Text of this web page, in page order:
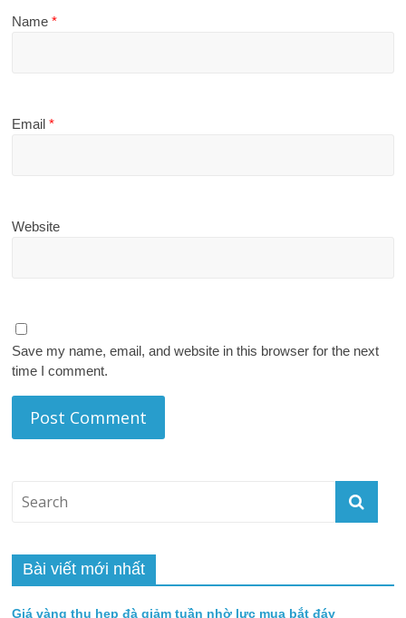
Name*
Email*
Website
Save my name, email, and website in this browser for the next
time I comment.
Bài viết mới nhất
Giá vàng thu hẹp đà giảm tuần nhờ lực mua bắt đáy